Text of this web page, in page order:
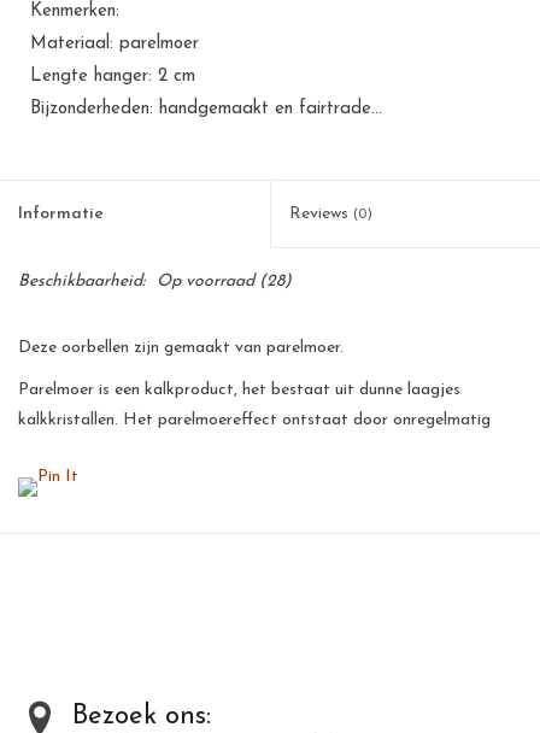
Kenmerken:
Materiaal: parelmoer
Lengte hanger: 2 cm
Bijzonderheden: handgemaakt en fairtrade...
Informatie Reviews (0)
Beschikbaarheid: Op voorraad(28)
Deze oorbellen zijn gemaakt van parelmoer.
Parelmoer is een kalkproduct, het bestaat uit dunne laagjes
kalkkristallen. Het parelmoereffect ontstaat door onregelmatig
parelmoer wordt handmatig gepolijst, hierdoor krijgt de parelmoer
Bezoek ons: